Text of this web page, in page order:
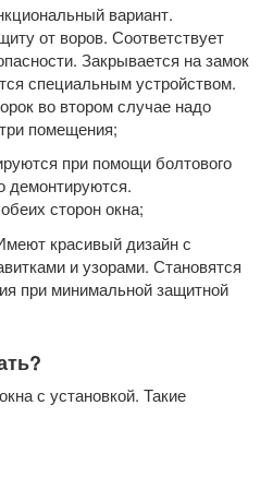
вариант.
от воров. Соответствует
Закрывается на замок
специальным устройством.
во втором случае надо
помещения;
при помощи болтового
демонтируются.
сторон окна;
красивый дизайн с
и узорами. Становятся
при минимальной защитной
с установкой. Такие